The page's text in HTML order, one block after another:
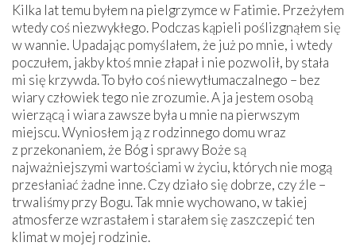
Kilka lat temu byłem na pielgrzymce w Fatimie. Przeżyłem
wtedy coś niezwykłego. Podczas kąpieli poślizgnąłem się
w wannie. Upadając pomyślałem, że już po mnie, i wtedy
poczułem, jakby ktoś mnie złapał i nie pozwolił, by stała
mi się krzywda. To było coś niewytłumaczalnego – bez
wiary człowiek tego nie zrozumie. A ja jestem osobą
wierzącą i wiara zawsze była u mnie na pierwszym
miejscu. Wyniosłem ją z rodzinnego domu wraz
z przekonaniem, że Bóg i sprawy Boże są
najważniejszymi wartościami w życiu, których nie mogą
przesłaniać żadne inne. Czy działo się dobrze, czy źle –
trwaliśmy przy Bogu. Tak mnie wychowano, w takiej
atmosferze wzrastałem i starałem się zaszczepić ten
klimat w mojej rodzinie.